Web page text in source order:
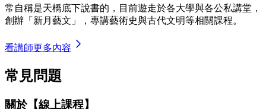
常自稱是天橋底下說書的，目前遊走於各大學與各公私講堂，
創辦「新月藝文」，專講藝術史與古代文明等相關課程。
看講師更多內容
常見問題
關於【線上課程】